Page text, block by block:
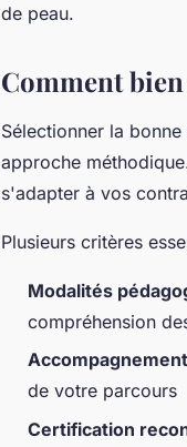
de peau.
Comment
Sélectionner la
approche
s'adapter à vos
Plusieurs critères
Modalités
compréhension
de votre parcours
Certification